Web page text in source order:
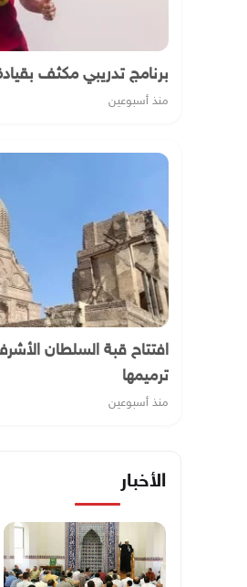
برنامج تدريبي مكثف
منذ أسبوعين
افتتاح قبة السلطان
ترميمها
منذ أسبوعين
الأخبار